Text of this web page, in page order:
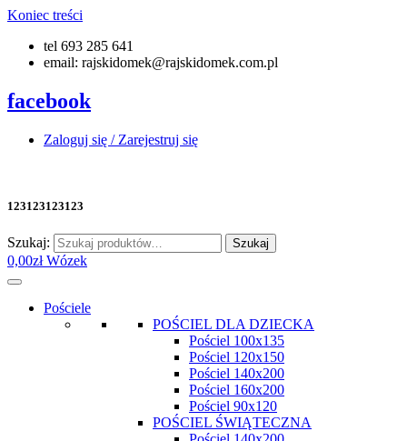
Koniec treści
tel 693 285 641
email: rajskidomek@rajskidomek.com.pl
facebook
Zaloguj się / Zarejestruj się
123123123123
Szukaj: Szukaj
0,00zł Wózek
Pościele
POŚCIEL DLA DZIECKA
Pościel 100x135
Pościel 120x150
Pościel 140x200
Pościel 160x200
Pościel 90x120
POŚCIEL ŚWIĄTECZNA